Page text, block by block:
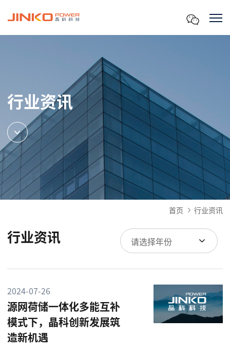
行业资讯
首页 行业资讯
行业资讯 请选择年份
2024-07-26
源网荷储一体化多能互补
模式下，晶科创新发展筑
造新机遇